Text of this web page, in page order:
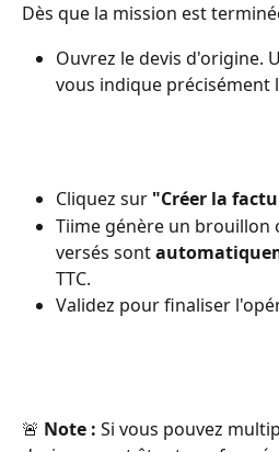
Dès que la mission est
Ouvrez le devis d'origine.
vous indique précisément
Cliquez sur "Créer la
Tiime génère un brouillon
versés sont
TTC.
Validez pour finaliser
🚨 Note : Si vous pouvez